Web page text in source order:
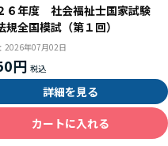
６年度 社会福祉士国家試験
規全国模試（第１回）
2026年07月02日
円
詳細を見る
カートに入れる